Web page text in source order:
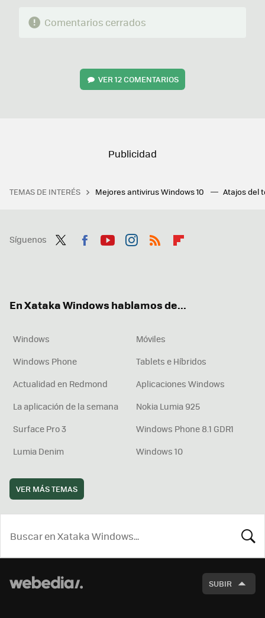
Comentarios cerrados
VER12 COMENTARIOS
TEMAS DE INTERÉS Mejores antivirus Windows 10 Atajos del
Síguenos
En Xataka Windows hablamos de...
Windows
Móviles
Windows Phone
Tablets e Híbridos
Actualidad en Redmond
Aplicaciones Windows
La aplicación de la semana
Nokia Lumia 925
Surface Pro 3
Windows Phone 8.1 GDR1
Lumia Denim
Windows 10
VER MÁS TEMAS
SUBIR